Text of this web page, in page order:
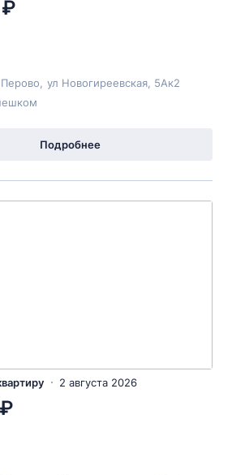
ул Новогиреевская , 5Ак2
Подробнее
2 августа 2026